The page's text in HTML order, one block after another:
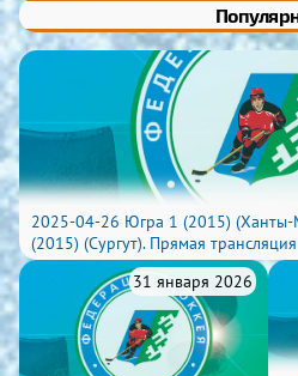
2025-04-26 Югра 1 (2015) (Ханты-
(2015) (Сургут). Прямая трансляция
31 января 2026